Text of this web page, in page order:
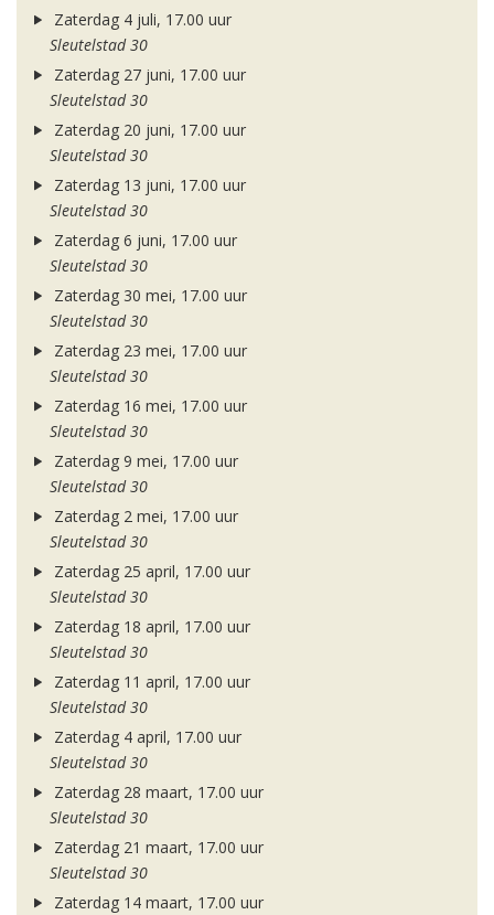
Zaterdag 4 juli, 17.00 uur
Sleutelstad 30
Zaterdag 27 juni, 17.00 uur
Sleutelstad 30
Zaterdag 20 juni, 17.00 uur
Sleutelstad 30
Zaterdag 13 juni, 17.00 uur
Sleutelstad 30
Zaterdag 6 juni, 17.00 uur
Sleutelstad 30
Zaterdag 30 mei, 17.00 uur
Sleutelstad 30
Zaterdag 23 mei, 17.00 uur
Sleutelstad 30
Zaterdag 16 mei, 17.00 uur
Sleutelstad 30
Zaterdag 9 mei, 17.00 uur
Sleutelstad 30
Zaterdag 2 mei, 17.00 uur
Sleutelstad 30
Zaterdag 25 april, 17.00 uur
Sleutelstad 30
Zaterdag 18 april, 17.00 uur
Sleutelstad 30
Zaterdag 11 april, 17.00 uur
Sleutelstad 30
Zaterdag 4 april, 17.00 uur
Sleutelstad 30
Zaterdag 28 maart, 17.00 uur
Sleutelstad 30
Zaterdag 21 maart, 17.00 uur
Sleutelstad 30
Zaterdag 14 maart, 17.00 uur